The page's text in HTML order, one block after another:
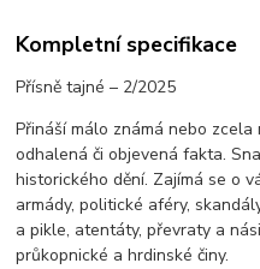
Kompletní specifikace
Přísně tajné – 2/2025
Přináší málo známá nebo
odhalená či objevená fakta.
historického dění. Zajímá se o
armády, politické aféry,
a pikle, atentáty, převraty a
průkopnické a hrdinské činy.